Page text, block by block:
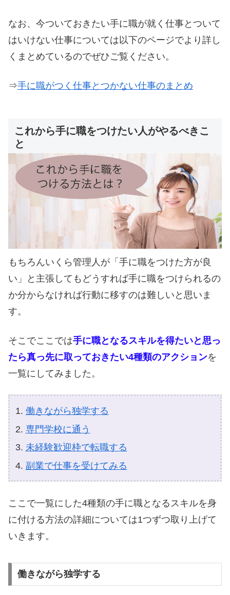
なお、今ついておきたい手に職が就く仕事とついて
はいけない仕事については以下のページでより詳し
くまとめているのでぜひご覧ください。
⇒手に職がつく仕事とつかない仕事のまとめ
これから手に職をつけたい人がやるべきこ
と
もちろんいくら管理人が「手に職をつけた方が良
い」と主張してもどうすれば手に職をつけられるの
か分からなければ行動に移すのは難しいと思いま
す。
そこでここでは手に職となるスキルを得たいと思っ
たら真っ先に取っておきたい4種類のアクションを
一覧にしてみました。
働きながら独学する
専門学校に通う
未経験歓迎枠で転職する
副業で仕事を受けてみる
ここで一覧にした4種類の手に職となるスキルを身
に付ける方法の詳細については1つずつ取り上げて
いきます。
働きながら独学する